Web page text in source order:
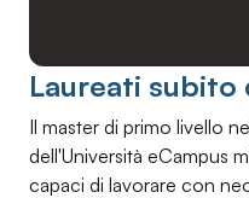
Laureati subito
Il master di primo livello
dell'Università eCampus
capaci di lavorare con